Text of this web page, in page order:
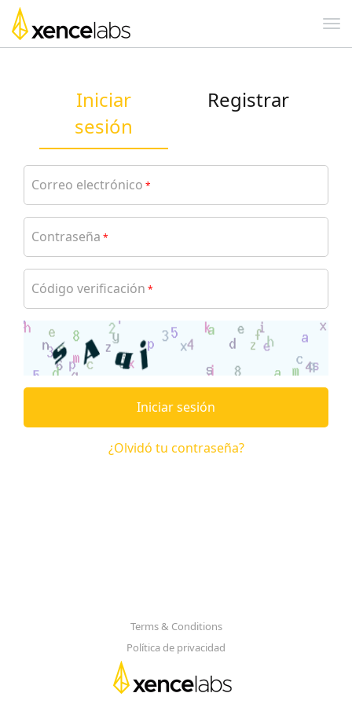
Iniciar
sesión
Registrar
Correo electrónico *
Contraseña *
Código verificación *
Iniciar sesión
¿Olvidó tu contraseña?
Terms & Conditions
Política de privacidad